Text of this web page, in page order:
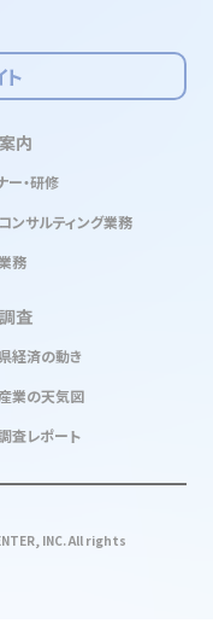
内
ー・研修
ンサルティング業務
務
査
経済の動き
業の天気図
査レポート
INC. All rights